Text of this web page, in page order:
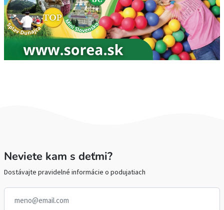
Neviete kam s deťmi?
Dostávajte pravidelné informácie o podujatiach